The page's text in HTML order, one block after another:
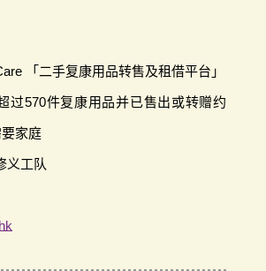
「二手复康用品转售及租借平台」
过570件复康用品并已售出或转赠约
家庭
义工队